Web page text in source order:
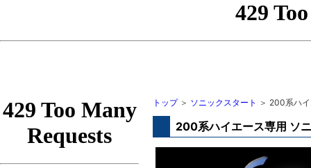
トップ＞ ソニックスタート ＞ 200系ハ
200系ハイエース専用 ソ